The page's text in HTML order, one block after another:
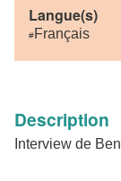
Langue(s)
#Français
Description
Interview de